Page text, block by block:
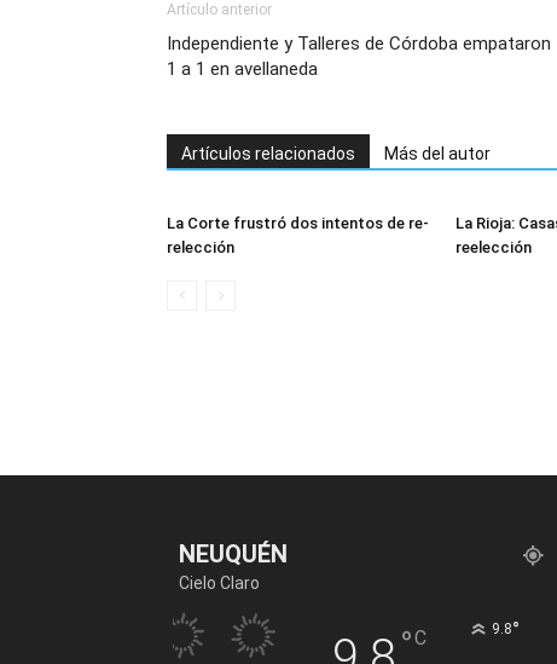
Artículo anterior
Independiente y Talleres de Córdoba empataron
1 a 1 en avellaneda
Artículos relacionados Más del autor
La Corte frustró dos intentos de re-
relección
La Rioja:
reelección
NEUQUÉN
Cielo Claro
°C 9.8°